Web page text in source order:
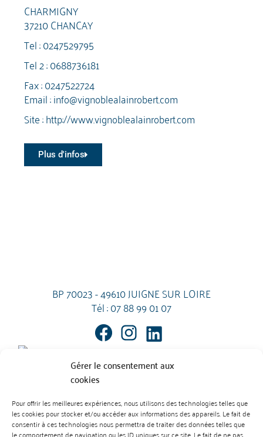
Gérer le consentement aux
cookies
Pour offrir les meilleures expériences, nous utilisons des technologies telles que
les cookies pour stocker et/ou accéder aux informations des appareils. Le fait de
consentir à ces technologies nous permettra de traiter des données telles que
le comportement de navigation ou les ID uniques sur ce site. Le fait de ne pas
CHARMIGNY
37210 CHANCAY
Tel :0247529795
Tel 2 :0688736181
Fax : 0247522724
Email :info@vignoblealainrobert.com
Site :http://www.vignoblealainrobert.com
Plus d'infos
BP 70023 - 49610 JUIGNE SUR LOIRE
Tél :07 88 99 01 07
Mentions Légales
L’abus d’alcool est dangereux pour la santé. À consommer avec
modération.